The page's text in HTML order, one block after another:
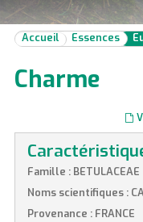
Accueil Essences
Charme
Famille : BETULACEAE
Noms scientifiques :
Provenance : FRANCE